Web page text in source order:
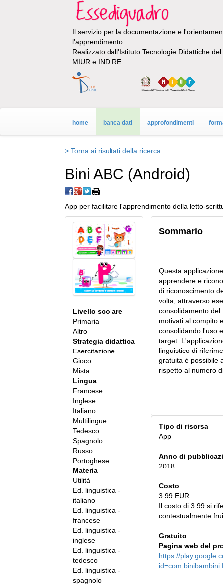
Il servizio per la documentazione e
l'apprendimento.
Realizzato dall'Istituto Tecnologie Didattiche
MIUR e INDIRE.
home banca dati approfondimenti
> Torna ai risultati della ricerca
Bini ABC (Android)
App per facilitare l'apprendimento della letto-
Livello scolare
Primaria
Altro
Strategia didattica
Esercitazione
Gioco
Mista
Lingua
Francese
Inglese
Italiano
Multilingue
Tedesco
Spagnolo
Russo
Portoghese
Materia
Utilità
Ed. linguistica -
italiano
Ed. linguistica -
francese
Ed. linguistica -
inglese
Ed. linguistica -
tedesco
Ed. linguistica -
spagnolo
Sommario
Questa
apprendere e
di riconoscimento
volta, attraverso
consolidamento del
motivati al compito
consolidando l'uso
target.
linguistico di
gratuita è possibile
rispetto al numero
Tipo di risorsa
App
Anno di
2018
Costo
3.99 EUR
Il costo di 3.99 si
contestualmente
Gratuito
Pagina web del
https://